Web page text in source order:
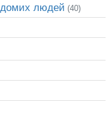
людей (40)